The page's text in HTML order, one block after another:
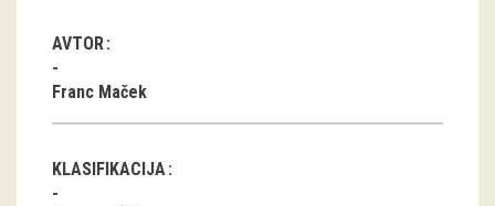
Arhiv razstav
dogodki
Prireditve
AVTOR
Franc Maček
KLASIFIKACIJA